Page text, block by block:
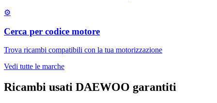
⚙
Cerca per codice motore
Trova ricambi compatibili con la tua motorizzazione
Vedi tutte le marche
Ricambi usati DAEWOO garantiti